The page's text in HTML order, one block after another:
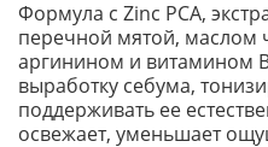
Формула с Zinc PCA,
перечной мятой, маслом
аргинином и витамином
выработку себума,
поддерживать ее
освежает, уменьшает